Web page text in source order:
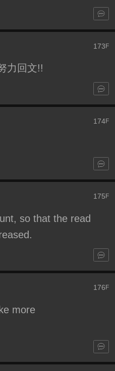
173F
力回文!!
174F
175F
so that the read
176 F
more